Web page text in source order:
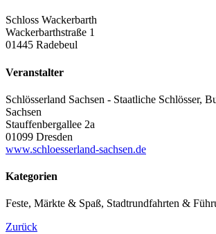
Schloss Wackerbarth
Wackerbarthstraße 1
01445 Radebeul
Veranstalter
Schlösserland Sachsen - Staatliche Schlösser,
Sachsen
Stauffenbergallee 2a
01099 Dresden
www.schloesserland-sachsen.de
Kategorien
Feste, Märkte & Spaß, Stadtrundfahrten &
Zurück